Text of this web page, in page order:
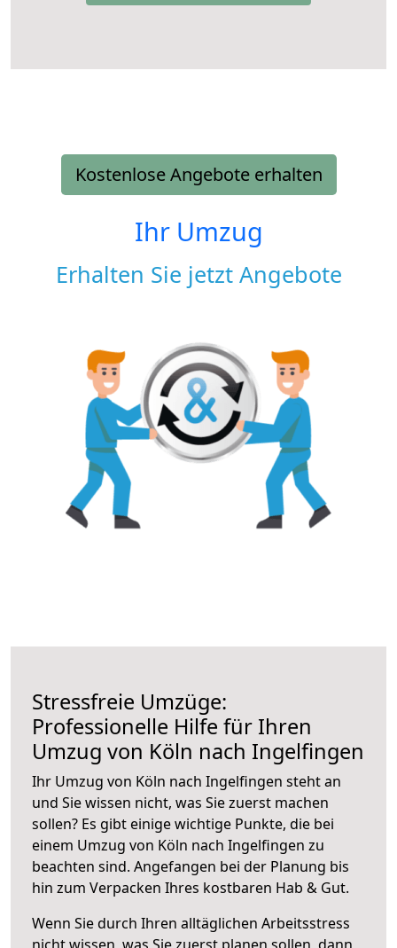
Kostenlose Angebote erhalten
Ihr Umzug
Erhalten Sie jetzt Angebote
Stressfreie Umzüge:
Professionelle Hilfe für Ihren
Umzug von Köln nach Ingelfingen
Ihr Umzug von Köln nach Ingelfingen steht an
und Sie wissen nicht, was Sie zuerst machen
sollen? Es gibt einige wichtige Punkte, die bei
einem Umzug von Köln nach Ingelfingen zu
beachten sind. Angefangen bei der Planung bis
hin zum Verpacken Ihres kostbaren Hab & Gut.
Wenn Sie durch Ihren alltäglichen Arbeitsstress